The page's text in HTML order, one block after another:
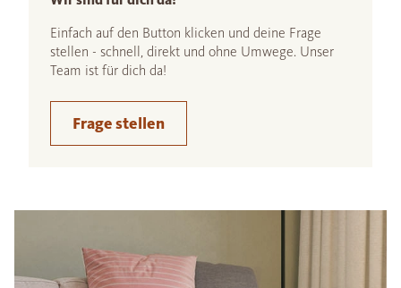
Einfach auf den Button klicken und deine Frage
stellen - schnell, direkt und ohne Umwege. Unser
Team ist für dich da!
Frage stellen